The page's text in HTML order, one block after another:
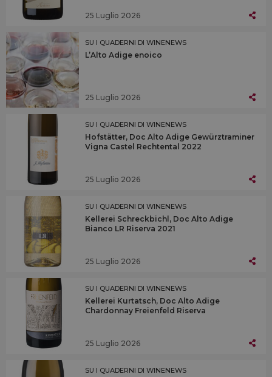
25 Luglio 2026
SU I QUADERNI DI WINENEWS
L’Alto Adige enoico
25 Luglio 2026
SU I QUADERNI DI WINENEWS
Hofstätter, Doc Alto Adige Gewürztraminer
Vigna Castel Rechtental 2022
25 Luglio 2026
SU I QUADERNI DI WINENEWS
Kellerei Schreckbichl, Doc Alto Adige
Bianco LR Riserva 2021
25 Luglio 2026
SU I QUADERNI DI WINENEWS
Kellerei Kurtatsch, Doc Alto Adige
Chardonnay Freienfeld Riserva
25 Luglio 2026
SU I QUADERNI DI WINENEWS